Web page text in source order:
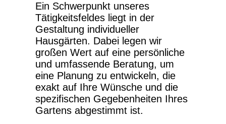
Ein Schwerpunkt unseres
Tätigkeitsfeldes liegt in der
Gestaltung individueller
Hausgärten. Dabei legen wir
großen Wert auf eine persönliche
und umfassende Beratung, um
eine Planung zu entwickeln, die
exakt auf Ihre Wünsche und die
spezifischen Gegebenheiten Ihres
Gartens abgestimmt ist.